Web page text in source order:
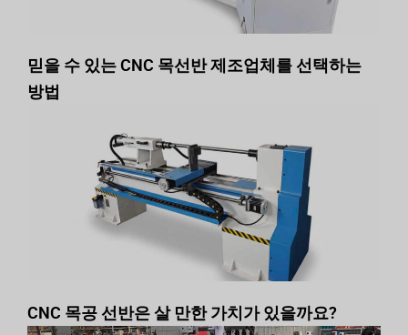
믿을 수 있는 CNC 목선반 제조업체를 선택하는
방법
CNC 목공 선반은 살 만한 가치가 있을까요?